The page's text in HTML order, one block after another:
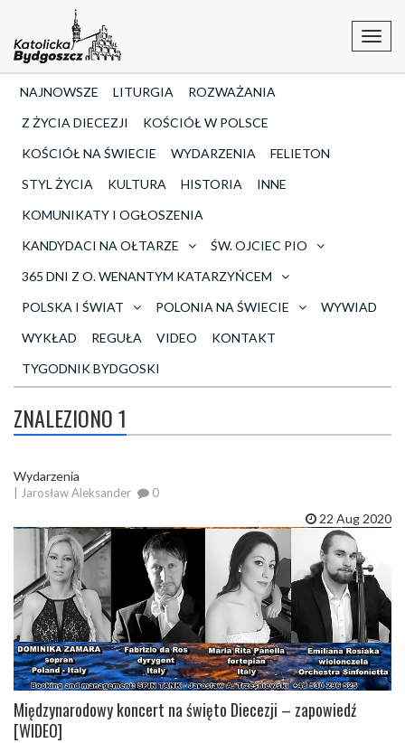
NAJNOWSZE LITURGIA
ROZWAŻANIA
Z ŻYCIA DIECEZJI
KOŚCIÓŁ W POLSCE
KOŚCIÓŁ NA ŚWIECIE
WYDARZENIA
FELIETON
STYL ŻYCIA
KULTURA HISTORIA
INNE
KOMUNIKATY I OGŁOSZENIA
KANDYDACI NA OŁTARZE
ŚW. OJCIEC PIO
365 DNI Z O. WENANTYM KATARZYŃCEM
POLSKA I ŚWIAT
POLONIA NA ŚWIECIE
WYWIAD
WYKŁAD
REGUŁA VIDEO
KONTAKT
TYGODNIK BYDGOSKI
ZNALEZIONO 1
Wydarzenia
| Jarosław Aleksander 0
22 Aug 2020
Międzynarodowy koncert na święto Diecezji – zapowiedź
[WIDEO]